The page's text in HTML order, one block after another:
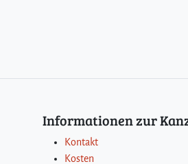
Informationen zur
Kontakt
Kosten